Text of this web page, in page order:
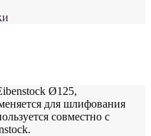
Ø125,
для шлифования
совместно с